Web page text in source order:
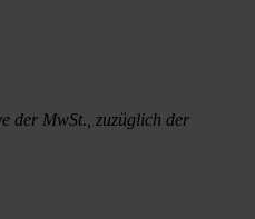
der MwSt., zuzüglich der